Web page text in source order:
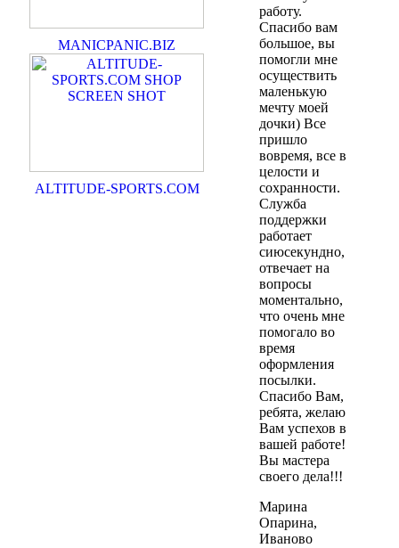
MANICPANIC.BIZ
ALTITUDE-SPORTS.COM
работу.
Спасибо вам
большое, вы
помогли мне
осуществить
маленькую
мечту моей
дочки) Все
пришло
вовремя, все в
целости и
сохранности.
Служба
поддержки
работает
сиюсекундно,
отвечает на
вопросы
моментально,
что очень мне
помогало во
время
оформления
посылки.
Спасибо Вам,
ребята, желаю
Вам успехов в
вашей работе!
Вы мастера
своего дела!!!
Марина
Опарина,
Иваново